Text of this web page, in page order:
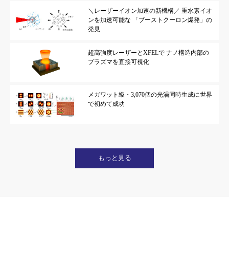
＼レーザーイオン加速の新機構／ 重水素イオ
ンを加速可能な 「ブーストクーロン爆発」の
発見
超高強度レーザーとXFELで ナノ構造内部の
プラズマを直接可視化
メガワット級・3,070個の光渦同時生成に世界
で初めて成功
もっと見る